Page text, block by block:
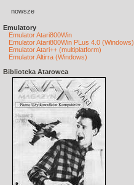
nowsze
Emulatory
Emulator Atari800Win
Emulator Atari800Win PLus 4.0 (Windows)
Emulator Atari++ (multiplatform)
Emulator Altirra (Windows)
Biblioteka Atarowca